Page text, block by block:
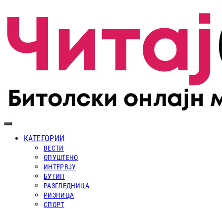
КАТЕГОРИИ
ВЕСТИ
ОПУШТЕНО
ИНТЕРВЈУ
БУТИН
РАЗГЛЕДНИЦА
РИЗНИЦА
СПОРТ